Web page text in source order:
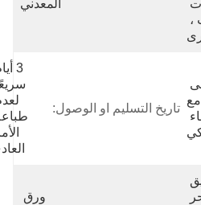
المعدني
رافعة مع
تاريخ التسليم او الوصول:
3 أيام
سريعًا
لعدم
طباعة
الأمر
العادي
ورق